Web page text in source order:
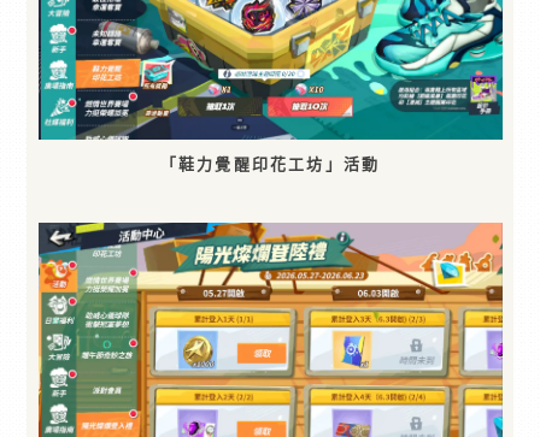
「鞋力覺醒印花工坊」活動